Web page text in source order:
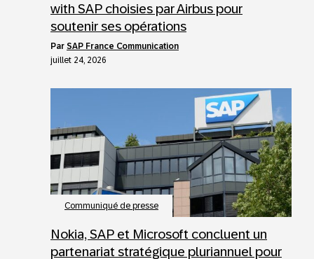
with SAP choisies par Airbus pour
soutenir ses opérations
par SAP France Communication
juillet 24, 2026
Communiqué de presse
Nokia, SAP et Microsoft concluent un
partenariat stratégique pluriannuel pour